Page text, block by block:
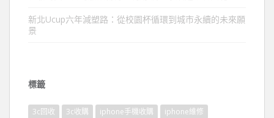
新北Ucup六年減塑路：從校園杯循環到城市永續的未來願
景
標籤
3c回收 3c收購 iphone手機收購
iphone維修